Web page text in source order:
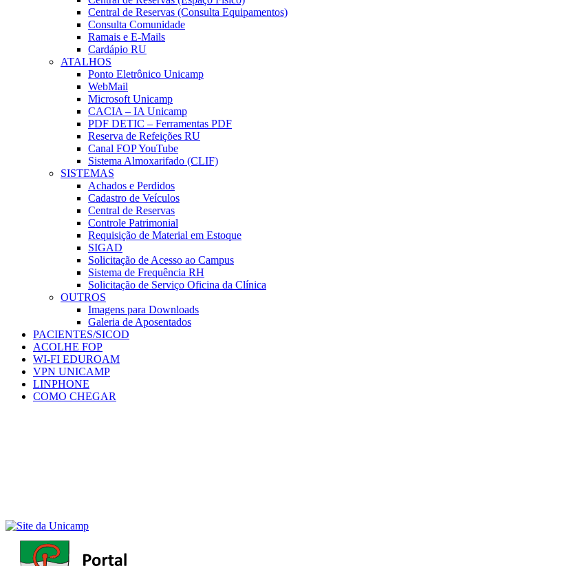
Central de Reservas (Consulta Equipamentos)
Consulta Comunidade
Ramais e E-Mails
Cardápio RU
ATALHOS
Ponto Eletrônico Unicamp
WebMail
Microsoft Unicamp
CACIA – IA Unicamp
PDF DETIC – Ferramentas PDF
Reserva de Refeições RU
Canal FOP YouTube
Sistema Almoxarifado (CLIF)
SISTEMAS
Achados e Perdidos
Cadastro de Veículos
Central de Reservas
Controle Patrimonial
Requisição de Material em Estoque
SIGAD
Solicitação de Acesso ao Campus
Sistema de Frequência RH
Solicitação de Serviço Oficina da Clínica
OUTROS
Imagens para Downloads
Galeria de Aposentados
PACIENTES/SICOD
ACOLHE FOP
WI-FI EDUROAM
VPN UNICAMP
LINPHONE
COMO CHEGAR